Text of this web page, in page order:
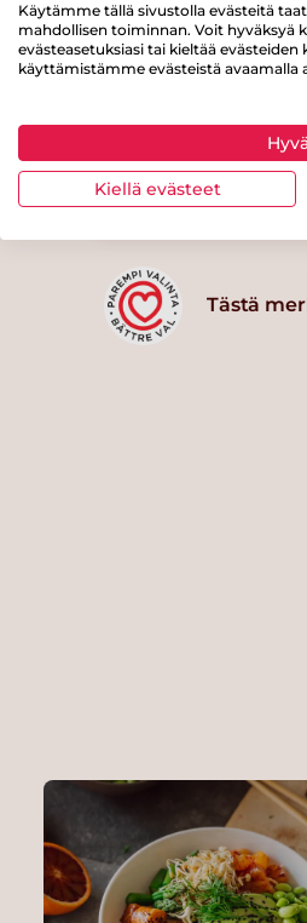
josta
Tästä
Käytämme tällä sivustolla evästeitä
mahdollisen toiminnan. Voit hyväksyä
evästeasetuksiasi tai kieltää evästeiden
käyttämistämme evästeistä avaamalla
Kiellä evästeet